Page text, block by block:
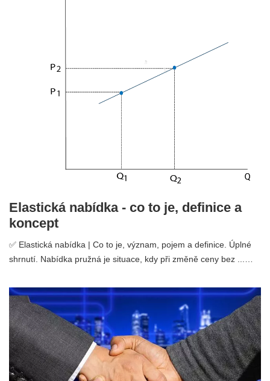
Elastická nabídka - co to je, definice a
koncept
✅ Elastická nabídka | Co to je, význam, pojem a definice. Úplné
shrnutí. Nabídka pružná je situace, kdy při změně ceny bez ...…